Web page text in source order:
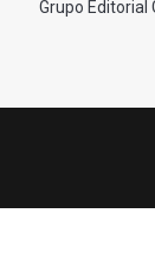
Grupo Editorial